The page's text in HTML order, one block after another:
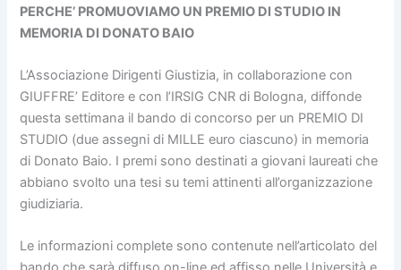
PERCHE’ PROMUOVIAMO UN PREMIO DI STUDIO IN
MEMORIA DI DONATO BAIO
L’Associazione Dirigenti Giustizia, in collaborazione con
GIUFFRE’ Editore e con l’IRSIG CNR di Bologna, diffonde
questa settimana il bando di concorso per un PREMIO DI
STUDIO (due assegni di MILLE euro ciascuno) in memoria
di Donato Baio. I premi sono destinati a giovani laureati che
abbiano svolto una tesi su temi attinenti all’organizzazione
giudiziaria.
Le informazioni complete sono contenute nell’articolato del